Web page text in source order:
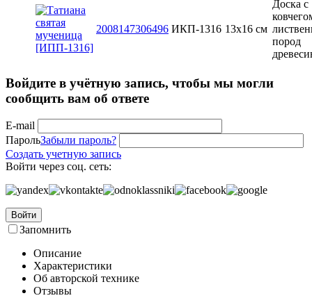
2008147306496 ИКП-1316 13x16 см
Доска с
пород
Войдите в учётную запись, чтобы мы могли
сообщить вам об ответе
E-mail
ПарольЗабыли пароль?
Создать учетную запись
Войти через соц. сеть:
Войти
Запомнить
Описание
Характеристики
Об авторской технике
Отзывы